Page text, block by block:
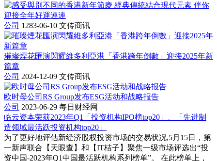
公司 1283-06-10 文传商讯
璀璨煙花匯演閃耀維多利亞港「香港跨年倒數」迎接2025年新
篇章
公司 2024-12-09 文传商讯
欧时母公司RS Group发布ESG活动和战略报告
公司 2023-06-29 每日财经网
临云资本荣获2023年Q1「投资机构IPO榜top20」、「先进制
造领域最活跃投资机构top20」
为了更好地评估新经济股权投资市场的交易状况,5月15日，第
一新声联合【天眼查】和【IT桔子】聚焦一级市场评选出“投
资中国-2023年Q1中国最活跃机构系列榜单”。 在此榜单上，